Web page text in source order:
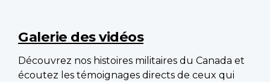
Galerie des vidéos
Découvrez nos histoires militaires du Canada et
écoutez les témoignages directs de ceux qui